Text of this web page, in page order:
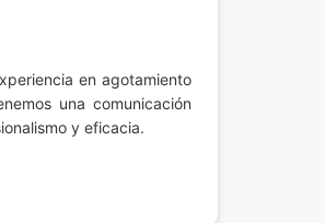
en agotamiento
una comunicación
y eficacia.